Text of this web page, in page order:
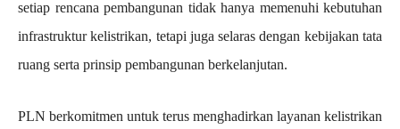
setiap rencana pembangunan tidak hanya memenuhi kebutuhan
infrastruktur kelistrikan, tetapi juga selaras dengan kebijakan tata
ruang serta prinsip pembangunan berkelanjutan.
PLN berkomitmen untuk terus menghadirkan layanan kelistrikan